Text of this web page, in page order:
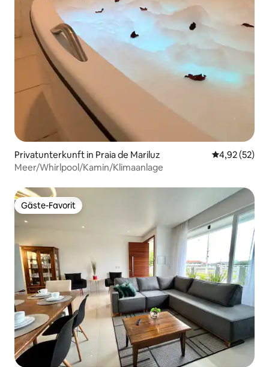
Privatunterkunft in Praia de Mariluz
4,92 (52)
Meer/Whirlpool/Kamin/Klimaanlage
Gäste-Favorit
Gäste-Favorit